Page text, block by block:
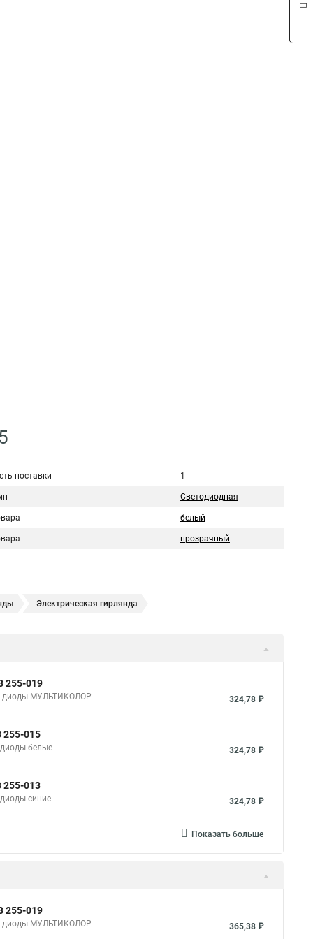
поставки 1
Светодиодная
белый
прозрачный
Электрическая гирлянда
255-019
диоды МУЛЬТИКОЛОР 324,78 ₽
255-015
белые 324,78 ₽
255-013
синие 324,78 ₽
Показать больше
255-019
диоды МУЛЬТИКОЛОР 365,38 ₽